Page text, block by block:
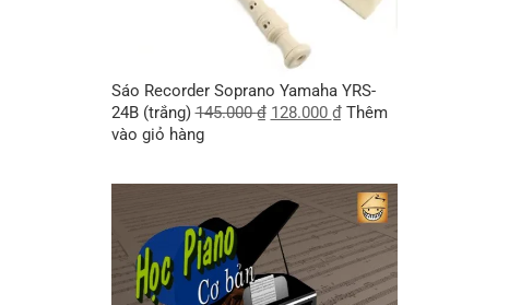
Sáo Recorder Soprano Yamaha YRS-
24B (trắng) 145.000₫ 128.000 ₫ Thêm
vào giỏ hàng